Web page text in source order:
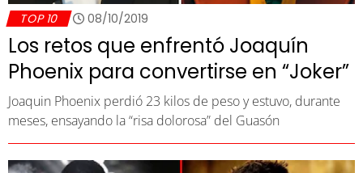
TOP 10 08/10/2019
Los retos que enfrentó Joaquín
Phoenix para convertirse en “Joker”
Joaquin Phoenix perdió 23 kilos de peso y estuvo, durante
meses, ensayando la “risa dolorosa” del Guasón